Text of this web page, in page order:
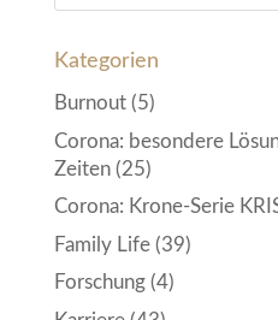
Kategorien
Burnout(5)
Corona: besondere
Zeiten(25)
Corona: Krone-Serie
Family Life(39)
Forschung(4)